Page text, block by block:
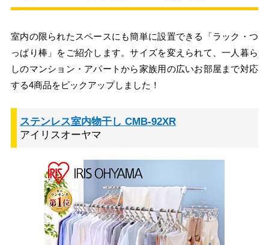
室内の限られたスペースにも簡単に設置できる「ラック・つ
っぱり棒」をご紹介します。サイズを変えられて、一人暮ら
しのマンション・アパートから家族用の広いお部屋まで対応
する4商品をピックアップしました！
ステンレス室内物干し CMB-92XR
アイリスオーヤマ